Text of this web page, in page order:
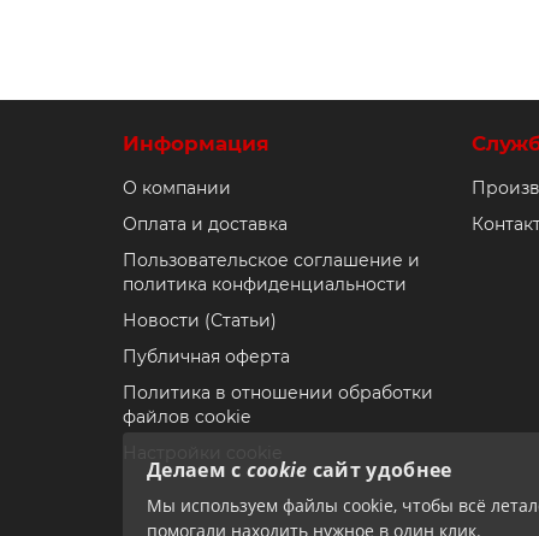
Делаем с cookie сайт удобнее
Мы используем файлы cookie, чтобы всё
помогали находить нужное в один клик.
Информация
О компании
Оплата и доставка
Пользовательское соглашение и
политика конфиденциальности
Новости (Статьи)
Публичная оферта
Политика в отношении обработки
файлов cookie